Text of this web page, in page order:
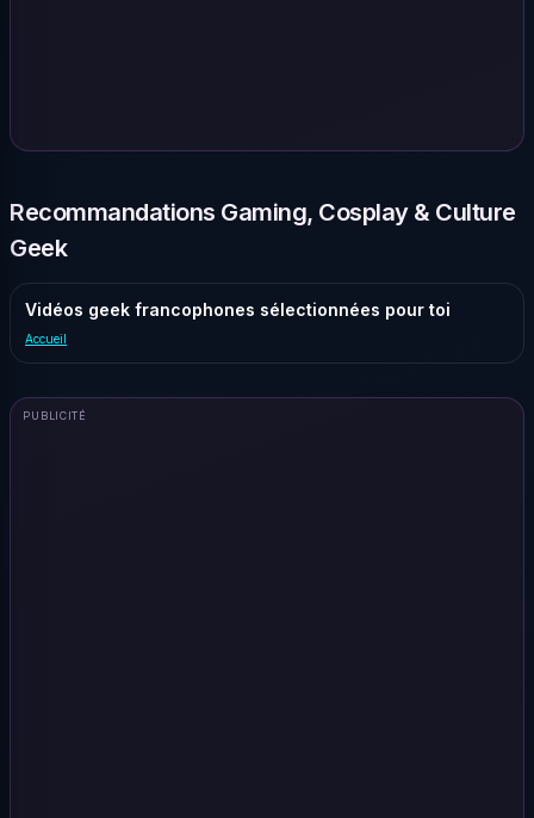
Recommandations Gaming, Cosplay & Culture
Geek
Vidéos geek francophones sélectionnées pour toi
Accueil
PUBLICITÉ